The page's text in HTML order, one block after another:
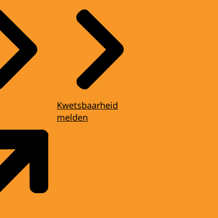
Kwetsbaarheid
melden